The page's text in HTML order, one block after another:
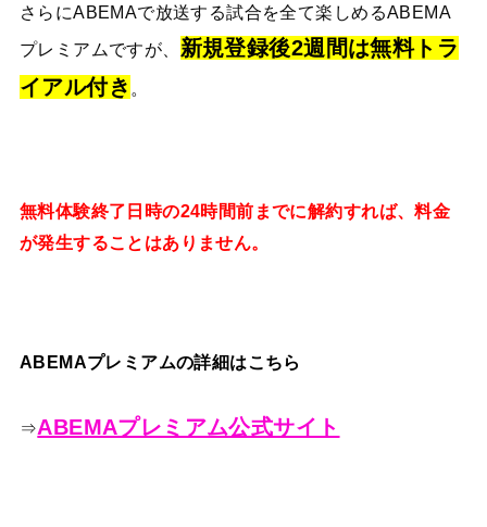
さらにABEMAで放送する試合を全て楽しめるABEMA
プレミアムですが、 新規登録後2週間は無料トラ
イアル付き 。
無料体験終了日時の24時間前までに解約すれば、料金
が発生することはありません。
ABEMAプレミアムの詳細はこちら
⇒ABEMAプレミアム公式サイト